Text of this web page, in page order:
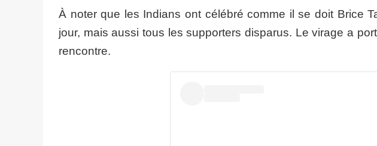
À noter que les Indians ont célébré comme il se doit Brice
jour, mais aussi tous les supporters disparus. Le virage a
rencontre.